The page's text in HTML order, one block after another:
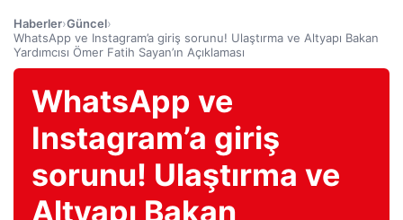
Haberler›Güncel›
WhatsApp ve Instagram’a giriş sorunu! Ulaştırma ve Altyapı Bakan
Yardımcısı Ömer Fatih Sayan’ın Açıklaması
WhatsApp ve
Instagram’a giriş
sorunu! Ulaştırma ve
Altyapı Bakan